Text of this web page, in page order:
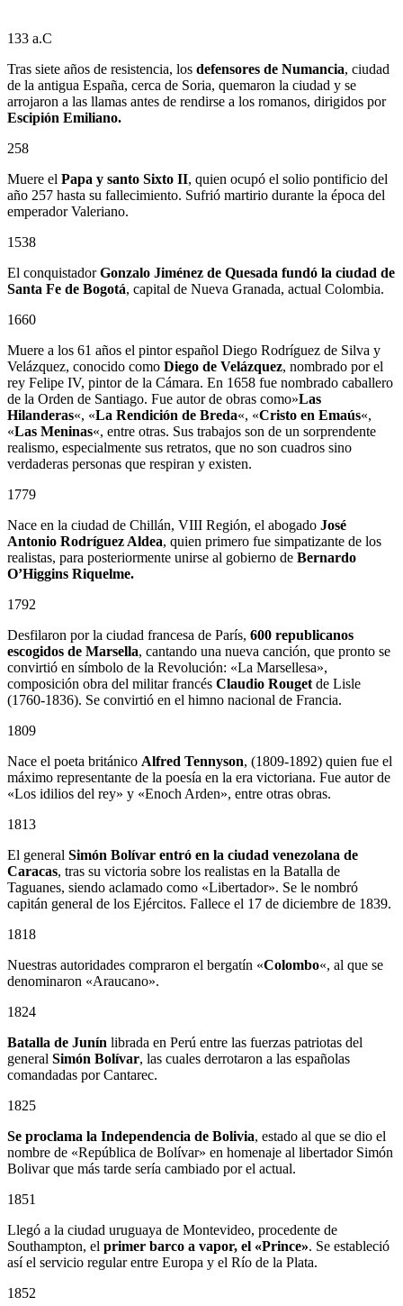
133 a.C
Tras siete años de resistencia, los defensores de Numancia, ciudad
de la antigua España, cerca de Soria, quemaron la ciudad y se
arrojaron a las llamas antes de rendirse a los romanos, dirigidos por
Escipión Emiliano.
258
Muere el Papa y santo Sixto II, quien ocupó el solio pontificio del
año 257 hasta su fallecimiento. Sufrió martirio durante la época del
emperador Valeriano.
1538
El conquistadorGonzalo Jiménez de Quesada fundó la ciudad de
Santa Fe de Bogotá, capital de Nueva Granada, actual Colombia.
1660
Muere a los 61 años el pintor español Diego Rodríguez de Silva y
Velázquez, conocido como Diego de Velázquez, nombrado por el
rey Felipe IV, pintor de la Cámara. En 1658 fue nombrado caballero
de la Orden de Santiago. Fue autor de obras como»Las
Hilanderas«, «La Rendición de Breda«, «Cristo en Emaús«,
«Las Meninas«, entre otras. Sus trabajos son de un sorprendente
realismo, especialmente sus retratos, que no son cuadros sino
verdaderas personas que respiran y existen.
1779
Nace en la ciudad de Chillán, VIII Región, el abogado José
Antonio Rodríguez Aldea, quien primero fue simpatizante de los
realistas, para posteriormente unirse al gobierno de Bernardo
O’Higgins Riquelme.
1792
Desfilaron por la ciudad francesa de París, 600 republicanos
escogidos de Marsella, cantando una nueva canción, que pronto se
convirtió en símbolo de la Revolución: «La Marsellesa»,
composición obra del militar francés Claudio Rouget de Lisle
(1760-1836). Se convirtió en el himno nacional de Francia.
1809
Nace el poeta británico Alfred Tennyson, (1809-1892) quien fue el
máximo representante de la poesía en la era victoriana. Fue autor de
«Los idilios del rey» y «Enoch Arden», entre otras obras.
1813
El general Simón Bolívar entró en la ciudad venezolana de
Caracas, tras su victoria sobre los realistas en la Batalla de
Taguanes, siendo aclamado como «Libertador». Se le nombró
capitán general de los Ejércitos. Fallece el 17 de diciembre de 1839.
1818
Nuestras autoridades compraron el bergatín «Colombo«, al que se
denominaron «Araucano».
1824
Batalla de Junín librada en Perú entre las fuerzas patriotas del
general Simón Bolívar, las cuales derrotaron a las españolas
comandadas por Cantarec.
1825
Se proclama la Independencia de Bolivia, estado al que se dio el
nombre de «República de Bolívar» en homenaje al libertador Simón
Bolivar que más tarde sería cambiado por el actual.
1851
Llegó a la ciudad uruguaya de Montevideo, procedente de
Southampton, el primer barco a vapor, el «Prince». Se estableció
así el servicio regular entre Europa y el Río de la Plata.
1852